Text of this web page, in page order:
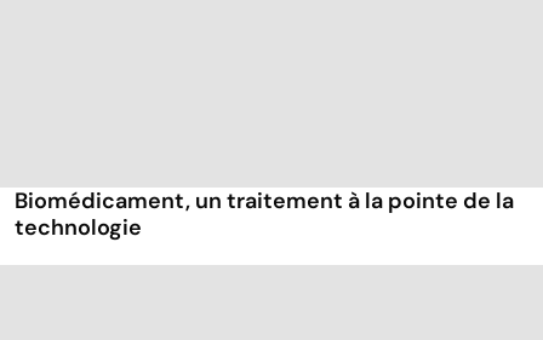
Biomédicament, un traitement à la pointe de la
technologie